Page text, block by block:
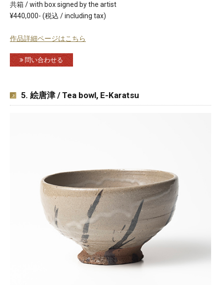
共箱 / with box signed by the artist
¥440,000- (税込 / including tax)
作品詳細ページはこちら
問い合わせる
5. 絵唐津 / Tea bowl, E-Karatsu